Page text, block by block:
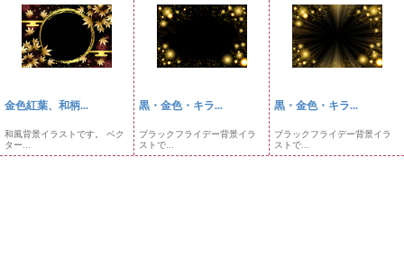
金色紅葉、和柄...
和風背景イラストです。 ベク
ター...
黒・金色・キラ...
ブラックフライデー背景イラ
ストで...
黒・金色・キラ...
ブラックフライデー背景イラ
ストで...